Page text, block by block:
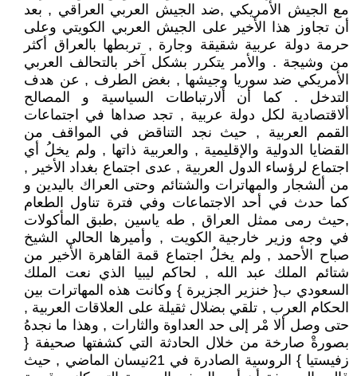
مع الجيش الأمريكي ,ضد الجيش العربي العراقي , بعد
أن تجاوز هذا الأخير على الجيش العربي الكويتي وعلى
حرمة دولة عربية شقيقة وجارة , تربطها بالعراق أكثر
من وشيجة . والأمر يتكرر بشكل آخر بالتحالف العربي
الأمريكي ضد سوريا وجيشها , بغض الطرف , عن هدف
التدخل . كما أن ألارتباطات السياسية و المصالح
ألاقتصادية لكل دولة عربية , تجد صداها في اجتماعات
القمم العربية , حيث نجد التناقض في المواقف من
القضايا الدولية والإقليمية , والعربية ذاتها , ولم يخلُ أي
اجتماع لرؤساء الدول العربية , عدى اجتماع بغداد الأخير ,
من ألشجار والمهاترات والشتائم وحتى العراك باليدين و
كما حدث في أحد الاجتماعات وفي فترة تناول الطعام
,حيث رمى ممثل العراق , طه ياسين ,طبق المأكولات
في وجه وزير خارجية الكويت , وأميرها الحالي الشيخ
صباح الأحمد , ولم يخلُ اجتماع قمة القاهرة الأخير من
شتائم الملك عبد الله , لحاكم ليبيا الذي نعت الملك
السعودي ب{ خنزير الجزيرة } وكانت هذه المهاترات بين
الحكام العرب , تلقي بضلال ثقيلة على العلاقات العربية ,
حتى وصل ألا مْر إلى حد العداوة والثارات , وهذا ما نجدهُ
بصورةْ صارخة من خلال الحادثة التي كشفتها صحيفة {
زفيستيا } الروسية الصادرة في 21نيسان الماضي , حيث